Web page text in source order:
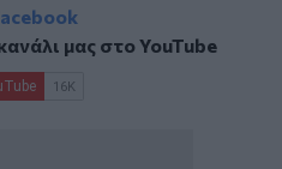
μας στοYouTube